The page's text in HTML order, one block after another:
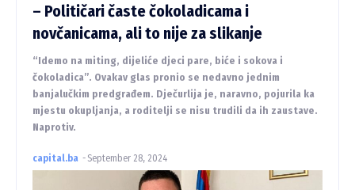
– Političari časte čokoladicama i
novčanicama, ali to nije za slikanje
“Idemo na miting, dijeliće djeci pare, biće i sokova i
čokoladica”. Ovakav glas pronio se nedavno jednim
banjalučkim predgrađem. Dječurlija je, naravno, pojurila ka
mjestu okupljanja, a roditelji se nisu trudili da ih zaustave.
Naprotiv.
capital.ba - September 28, 2024